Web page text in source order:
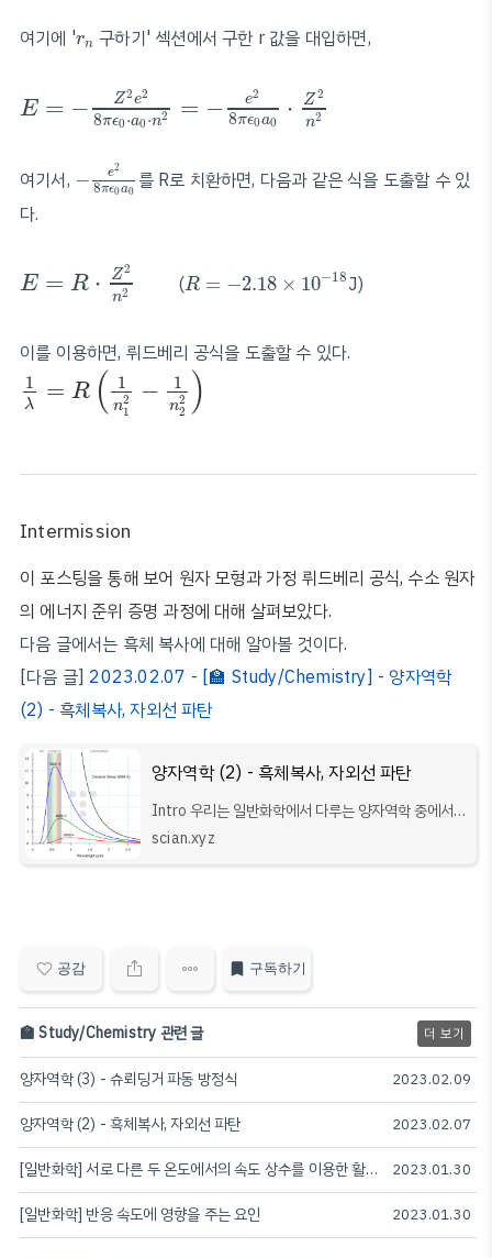
여기에 'rn
rn 구하기' 섹션에서 구한 r 값을 대입하면,
E = − Z2e2
8πϵ0 ⋅a0 ⋅n2 = − e2
8πϵ0a0
⋅ Z2
n2
πϵ0 2 a0
여기서, − e2
8πϵ0a0
28 ϵ0 a
를 R로 치환하면, 다음과 같은 식을 도출할 수 있
다.
E = R ⋅ Z2
n2 (R = −2.18 × 10−18
R= 2.18×10 −18 J)
이를 이용하면, 뤼드베리 공식을 도출할 수 있다.
1
λ = R ( 1
n2
1
− 1
n2
2
)
1λ= (1 n12 −1 22)
Intermission
이 포스팅을 통해 보어 원자 모형과 가정 뤼드베리 공식, 수소 원자
의 에너지 준위 증명 과정에 대해 살펴보았다.
다음 글에서는 흑체 복사에 대해 알아볼 것이다.
[다음 글] 2023.02.07 - [🏫 Study/Chemistry] - 양자역학
(2) - 흑체복사, 자외선 파탄
양자역학 (2) - 흑체복사, 자외선 파탄
Intro 우리는 일반화학에서 다루는 양자역학 중에서
암기해야 할, Point 부분만을 골라 학습할 것이다. 양
scian.xyz
공감 구독하기
🏫 Study/Chemistry 관련 글 더 보기
양자역학 (3) - 슈뢰딩거 파동 방정식 2023.02.09
양자역학 (2) - 흑체복사, 자외선 파탄 2023.02.07
[일반화학] 서로 다른 두 온도에서의 속도 상수를 이용한 활성화 에너지 구하기 2023.01.30
[일반화학] 반응 속도에 영향을 주는 요인 2023.01.30